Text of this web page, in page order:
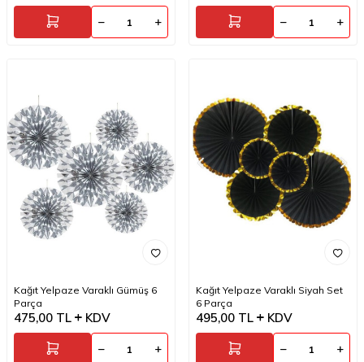
Kağıt Yelpaze Varaklı Gümüş 6
Parça
475,00 TL KDV
Kağıt Yelpaze Varaklı Siyah Set
6 Parça
495,00 TL KDV